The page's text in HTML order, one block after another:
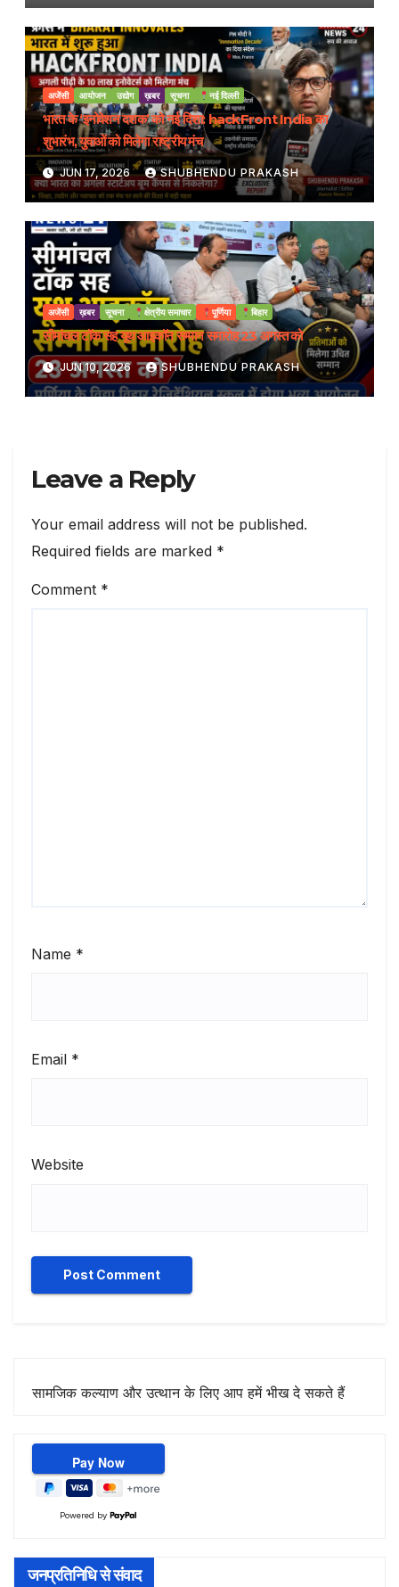
अजेंसी आयोजन उद्योग ख़बर सूचना नई दिल्ली
भारत के ‘इनोवेशन दशक’ को नई दिशा: hackFront India का
शुभारंभ, युवाओं को मिलेगा राष्ट्रीय मंच
JUN 17, 2026 SHUBHENDU PRAKASH
अजेंसी ख़बर सूचना क्षेत्रीय समाचार पूर्णिया बिहार
सीमांचल टॉक सह यूथ आइकॉन सम्मान समारोह 23 अगस्त को
JUN 10, 2026 SHUBHENDU PRAKASH
Leave a Reply
Your email address will not be published.
Required fields are marked *
Comment *
Name *
Email *
Website
सामजिक कल्याण और उत्थान के लिए आप हमें भीख दे सकते हैं
Powered by
जनप्रतिनिधि से संवाद